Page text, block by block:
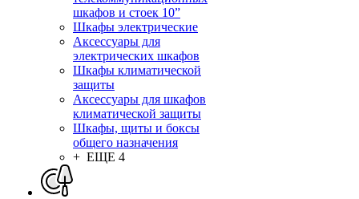
шкафов и стоек 10”
Шкафы электрические
Аксессуары для
электрических шкафов
Шкафы климатической
защиты
Аксессуары для шкафов
климатической защиты
Шкафы, щиты и боксы
общего назначения
+ ЕЩЕ 4